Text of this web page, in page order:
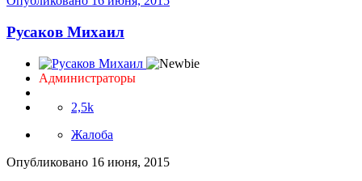
Русаков Михаил
Администраторы
2,5k
Жалоба
Опубликовано 16 июня, 2015